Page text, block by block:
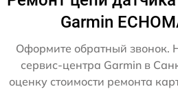
Garmin
Оформите обратный звонок.
сервис-центра Garmin в
оценку стоимости ремонта